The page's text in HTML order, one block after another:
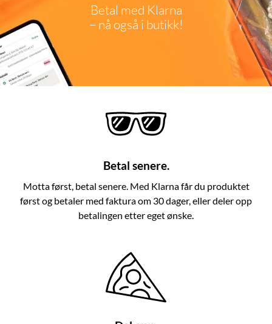
Betal med Klarna
– nå også i butikk!
Betal senere.
Motta først, betal senere. Med Klarna får du produktet
først og betaler med faktura om 30 dager, eller deler opp
betalingen etter eget ønske.